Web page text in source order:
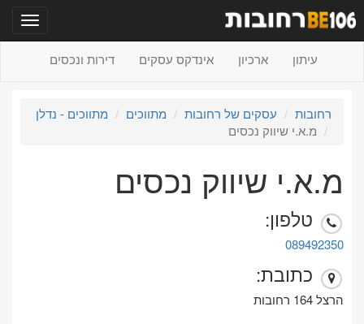
עיתון ארכיון אינדקס עסקים דירות ונכסים
רחובות עסקים של רחובות מתווכים
מתווכים - נדלן
מ.א.י שיווק נכסים
מ.א.י שיווק נכסים
טלפון:
089492350
כתובת:
הרצל 164 רחובות